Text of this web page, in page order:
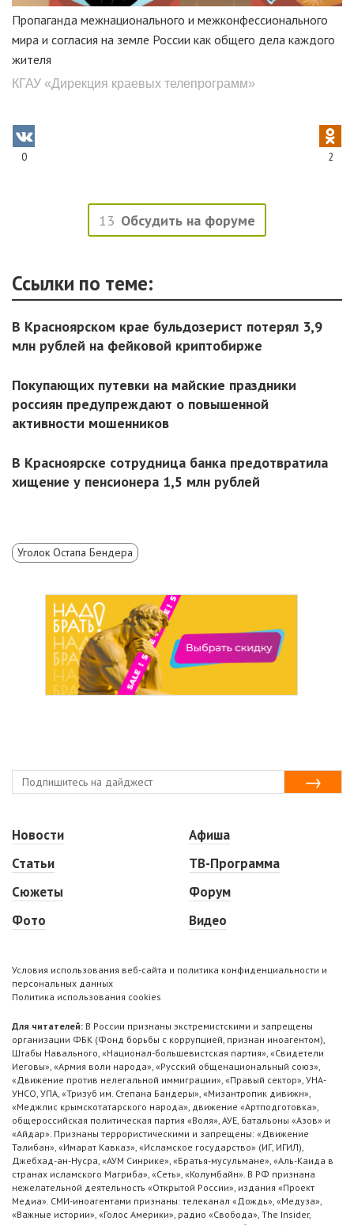
Пропаганда межнационального и межконфессионального
мира и согласия на земле России как общего дела каждого
жителя
КГАУ «Дирекция краевых телепрограмм»
0 2
13 Обсудить на форуме
Ссылки по теме:
В Красноярском крае бульдозерист потерял 3,9
млн рублей на фейковой криптобирже
Покупающих путевки на майские праздники
россиян предупреждают о повышенной
активности мошенников
В Красноярске сотрудница банка предотвратила
хищение у пенсионера 1,5 млн рублей
Уголок Остапа Бендера
Новости
Статьи
Сюжеты
Фото
Афиша
ТВ-Программа
Форум
Видео
Условия использования веб-сайта и политика конфиденциальности и
персональных данных
Политика использования cookies
Для читателей: В России признаны экстремистскими и запрещены
организации ФБК (Фонд борьбы с коррупцией, признан иноагентом),
Штабы Навального, «Национал-большевистская партия», «Свидетели
Иеговы», «Армия воли народа», «Русский общенациональный союз»,
«Движение против нелегальной иммиграции», «Правый сектор», УНА-
УНСО, УПА, «Тризуб им. Степана Бандеры», «Мизантропик дивижн»,
«Меджлис крымскотатарского народа», движение «Артподготовка»,
общероссийская политическая партия «Воля», АУЕ, батальоны «Азов» и
«Айдар». Признаны террористическими и запрещены: «Движение
Талибан», «Имарат Кавказ», «Исламское государство» (ИГ, ИГИЛ),
Джебхад-ан-Нусра, «АУМ Синрике», «Братья-мусульмане», «Аль-Каида в
странах исламского Магриба», «Сеть», «Колумбайн». В РФ признана
нежелательной деятельность «Открытой России», издания «Проект
Медиа». СМИ-иноагентами признаны: телеканал «Дождь», «Медуза»,
«Важные истории», «Голос Америки», радио «Свобода», The Insider,